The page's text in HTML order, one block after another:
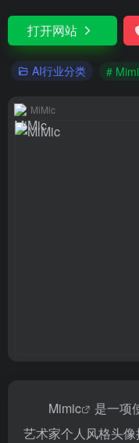
打开网站
AI行业分类 #
MiMic
Mimic
是一项
艺术家个人风格头像